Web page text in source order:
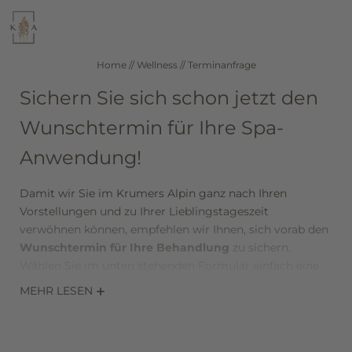
Hotel
Wellness
Anwendungen
DE IT EN
Home // Wellness // Terminanfrage
Sichern Sie sich schon jetzt den
Wunschtermin für Ihre Spa-
Anwendung!
Damit wir Sie im Krumers Alpin ganz nach Ihren
Vorstellungen und zu Ihrer Lieblingstageszeit
verwöhnen können, empfehlen wir Ihnen, sich vorab den
Wunschtermin für Ihre Behandlung zu sichern.
oder mehrere Anwendungen aus, nennen Sie uns Ihren
MEHR LESEN